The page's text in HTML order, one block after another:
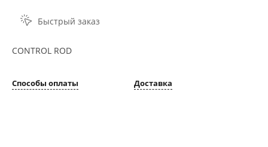
Быстрый заказ
CONTROL ROD
Способы оплаты Доставка